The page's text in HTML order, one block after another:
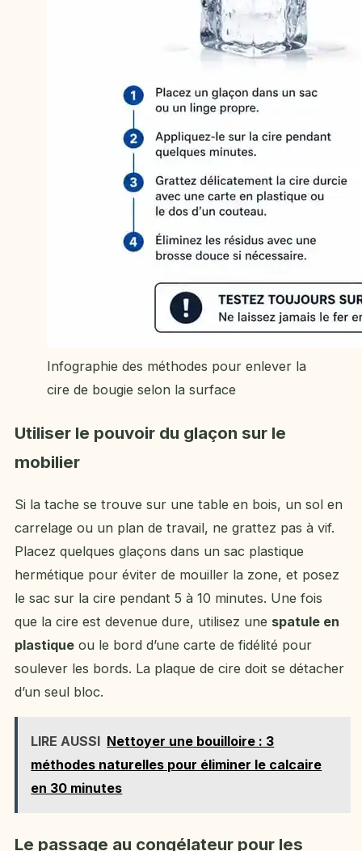
Infographie des méthodes pour enlever la
cire de bougie selon la surface
Utiliser le pouvoir du glaçon sur le
mobilier
Si la tache se trouve sur une table en bois, un sol en
carrelage ou un plan de travail, ne grattez pas à vif.
Placez quelques glaçons dans un sac plastique
hermétique pour éviter de mouiller la zone, et posez
le sac sur la cire pendant 5 à 10 minutes. Une fois
que la cire est devenue dure, utilisez une spatule en
plastique ou le bord d’une carte de fidélité pour
soulever les bords. La plaque de cire doit se détacher
d’un seul bloc.
LIRE AUSSI Nettoyer une bouilloire : 3
méthodes naturelles pour éliminer le calcaire
en 30 minutes
Le passage au congélateur pour les